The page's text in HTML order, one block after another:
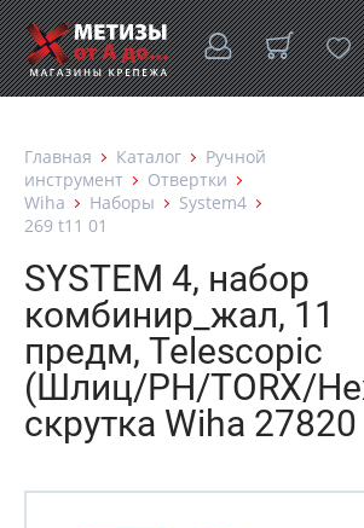
Главная Каталог
Ручной
инструмент
Отвертки
Wiha
Наборы
System4
269 t11 01
SYSTEM 4, набор
комбинир_жал, 11
предм, Telescopic
(Шлиц/PH/TORX/
скрутка Wiha 27820